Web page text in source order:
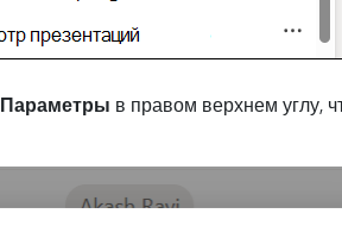
Параметры в правом верхнем углу,